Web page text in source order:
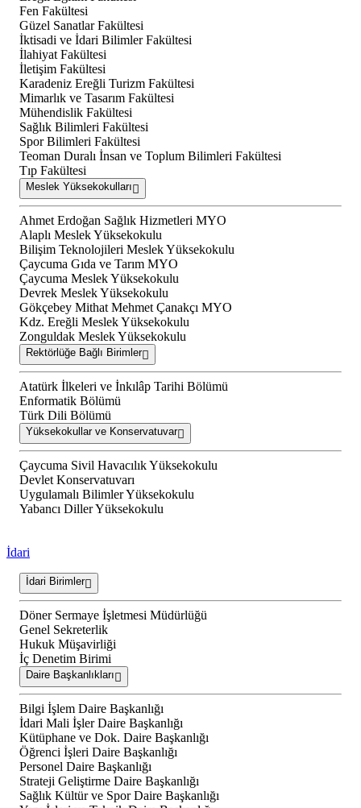
Fen Fakültesi
Güzel Sanatlar Fakültesi
İktisadi ve İdari Bilimler Fakültesi
İlahiyat Fakültesi
İletişim Fakültesi
Karadeniz Ereğli Turizm Fakültesi
Mimarlık ve Tasarım Fakültesi
Mühendislik Fakültesi
Sağlık Bilimleri Fakültesi
Spor Bilimleri Fakültesi
Teoman Duralı İnsan ve Toplum Bilimleri Fakültesi
Tıp Fakültesi
Meslek Yüksekokulları
Ahmet Erdoğan Sağlık Hizmetleri MYO
Alaplı Meslek Yüksekokulu
Bilişim Teknolojileri Meslek Yüksekokulu
Çaycuma Gıda ve Tarım MYO
Çaycuma Meslek Yüksekokulu
Devrek Meslek Yüksekokulu
Gökçebey Mithat Mehmet Çanakçı MYO
Kdz. Ereğli Meslek Yüksekokulu
Zonguldak Meslek Yüksekokulu
Rektörlüğe Bağlı Birimler
Atatürk İlkeleri ve İnkılâp Tarihi Bölümü
Enformatik Bölümü
Türk Dili Bölümü
Yüksekokullar ve Konservatuvar
Çaycuma Sivil Havacılık Yüksekokulu
Devlet Konservatuvarı
Uygulamalı Bilimler Yüksekokulu
Yabancı Diller Yüksekokulu
İdari
İdari Birimler
Döner Sermaye İşletmesi Müdürlüğü
Genel Sekreterlik
Hukuk Müşavirliği
İç Denetim Birimi
Daire Başkanlıkları
Bilgi İşlem Daire Başkanlığı
İdari Mali İşler Daire Başkanlığı
Kütüphane ve Dok. Daire Başkanlığı
Öğrenci İşleri Daire Başkanlığı
Personel Daire Başkanlığı
Strateji Geliştirme Daire Başkanlığı
Sağlık Kültür ve Spor Daire Başkanlığı